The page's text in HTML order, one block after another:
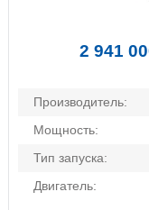
2 941
Производитель:
Мощность:
Тип запуска:
Двигатель: